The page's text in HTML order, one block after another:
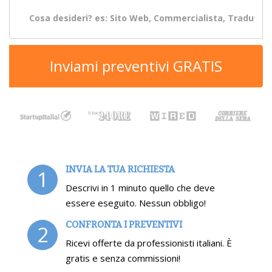
Inviami preventivi GRATIS
1 INVIA LA TUA RICHIESTA
Descrivi in 1 minuto quello che deve
essere eseguito. Nessun obbligo!
2 CONFRONTA I PREVENTIVI
Ricevi offerte da professionisti italiani. È
gratis e senza commissioni!